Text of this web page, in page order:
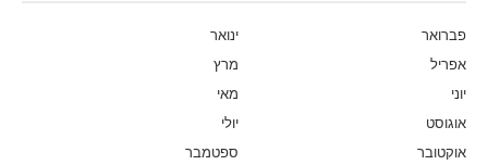
ינואר
פברואר
מרץ
אפריל
מאי
יוני
יולי
אוגוסט
ספטמבר
אוקטובר